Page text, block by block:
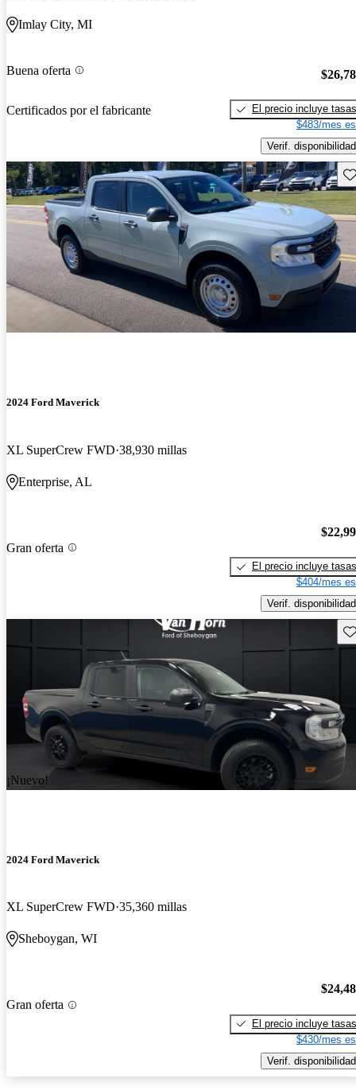
Imlay City, MI
Buena oferta
Certificados por el fabricante
El precio incluye tasas
$483/mes
Verif. disponibilidad
2024 Ford Maverick
XL SuperCrew FWD 38,930 millas
Enterprise, AL
Gran oferta
El precio incluye tasas
$404/mes
Verif. disponibilidad
¡Nuevo!
2024 Ford Maverick
XL SuperCrew FWD 35,360 millas
Sheboygan, WI
Gran oferta
El precio incluye tasas
$430/mes
Verif. disponibilidad